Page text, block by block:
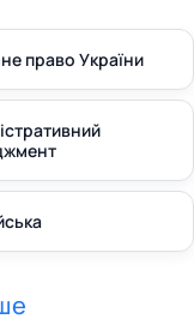
право України